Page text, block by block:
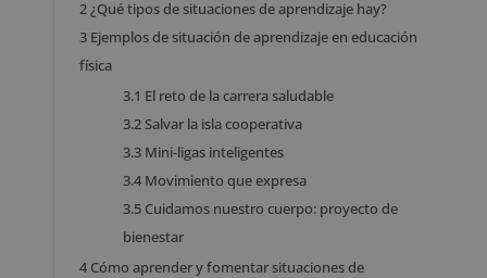
2¿Qué tipos de situaciones de aprendizaje hay?
3Ejemplos de situación de aprendizaje en educación
física
3.1 El reto de la carrera saludable
3.2Salvar la isla cooperativa
3.3Mini-ligas inteligentes
3.4Movimiento que expresa
3.5Cuidamos nuestro cuerpo: proyecto de
bienestar
4Cómo aprender y fomentar situaciones de